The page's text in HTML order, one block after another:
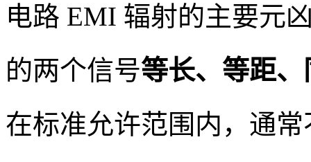
电路 EMI 辐射的主要元
的两个信号等长、等距
在标准允许范围内，通